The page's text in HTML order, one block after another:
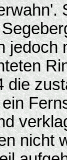
jedoch
die
nicht